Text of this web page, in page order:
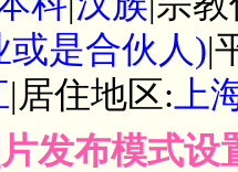
或是合伙人)|
|居住地区: 上
发布模式